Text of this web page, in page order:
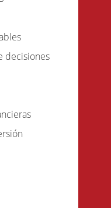
decisiones